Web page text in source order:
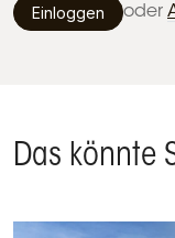
Einloggen oder
Das könnte